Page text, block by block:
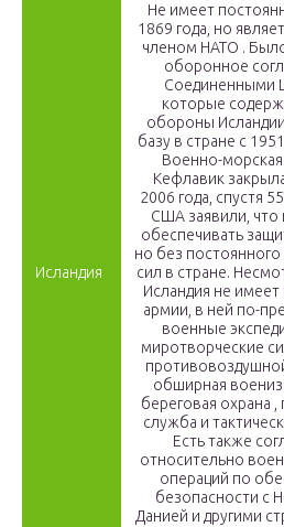
Исландия
Не имеет
1869 года, но
членом НАТО .
оборонное
Соединенными
которые
обороны
базу в стране с
Военно-морская
Кефлавик
2006 года, спустя
США заявили, что
обеспечивать
но без
сил в стране.
Исландия не
армии, в ней по-
военные
миротворческие
обширная
береговая охрана ,
служба и
Есть также
относительно
операций по
безопасности с
Данией и другими